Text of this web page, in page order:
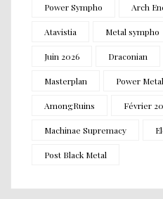
Power Sympho Arch
Atavistia Metal sympho
Juin 2026 Draconian
Masterplan Power Metal
AmongRuins Février
Machinae Supremacy
Post Black Metal